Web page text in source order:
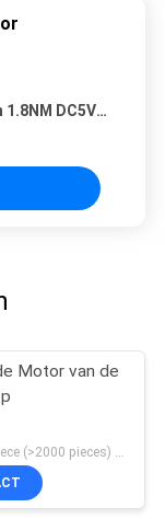
DC5V
Motor van de
USD2.28/piece (>2000 pieces) USD2.5 / piece (1000 - 2000 pieces) MOQ:1000 Stukken